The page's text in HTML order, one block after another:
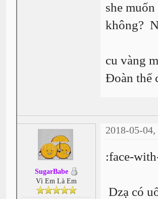
she
không?
cu vàng
Đoàn thế
SugarBabe
Vì Em Là Em
2018-05-
:face-
Dzạ có